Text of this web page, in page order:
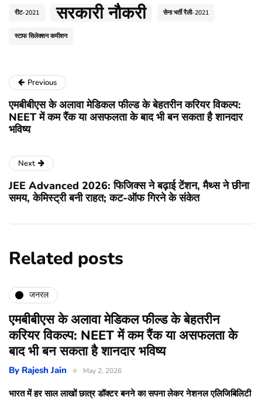
रीट-2021 सरकारी नौकरी सेना भर्ती रैली-2021
स्टाफ सिलेक्शन कमीशन
Previous
एमबीबीएस के अलावा मेडिकल फील्ड के बेहतरीन करियर विकल्प:
NEET में कम रैंक या असफलता के बाद भी बन सकता है शानदार
भविष्य
Next
JEE Advanced 2026: फिजिक्स ने बढ़ाई टेंशन, मैथ्स ने छीना
समय, केमिस्ट्री बनी राहत; कट-ऑफ गिरने के संकेत
Related posts
जनरल
एमबीबीएस के अलावा मेडिकल फील्ड के बेहतरीन
करियर विकल्प: NEET में कम रैंक या असफलता के
बाद भी बन सकता है शानदार भविष्य
By Rajesh Jain May 2, 2026
भारत में हर साल लाखों छात्र डॉक्टर बनने का सपना लेकर नेशनल एलिजिबिलिटी